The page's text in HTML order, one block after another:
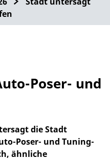
Poser- und
die Stadt
Poser- und Tuning-
ähnliche